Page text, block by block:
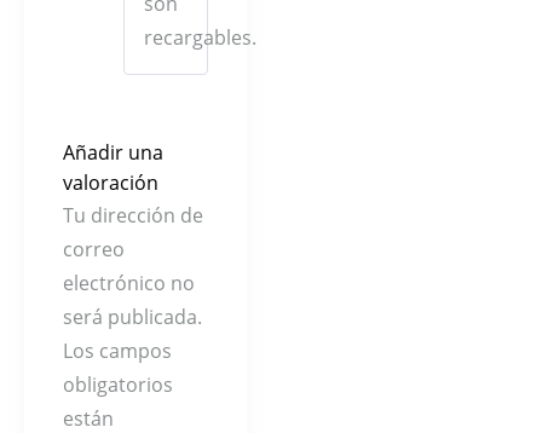
recargables.
Añadir una
valoración
Tu dirección de
correo
electrónico no
será publicada.
Los campos
obligatorios
están